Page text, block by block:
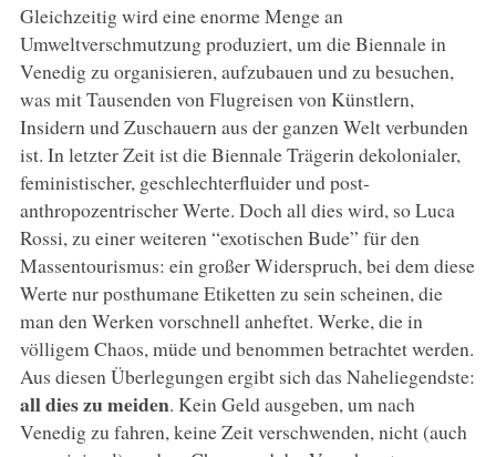
Gleichzeitig wird eine enorme Menge an
Umweltverschmutzung produziert, um die Biennale in
Venedig zu organisieren, aufzubauen und zu besuchen,
was mit Tausenden von Flugreisen von Künstlern,
Insidern und Zuschauern aus der ganzen Welt verbunden
ist. In letzter Zeit ist die Biennale Trägerin dekolonialer,
feministischer, geschlechterfluider und post-
anthropozentrischer Werte. Doch all dies wird, so Luca
Rossi, zu einer weiteren “exotischen Bude” für den
Massentourismus: ein großer Widerspruch, bei dem diese
Werte nur posthumane Etiketten zu sein scheinen, die
man den Werken vorschnell anheftet. Werke, die in
völligem Chaos, müde und benommen betrachtet werden.
Aus diesen Überlegungen ergibt sich das Naheliegendste:
all dies zu meiden. Kein Geld ausgeben, um nach
Venedig zu fahren, keine Zeit verschwenden, nicht (auch